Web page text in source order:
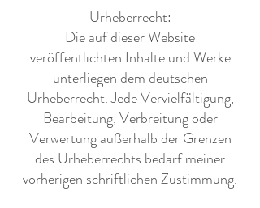
Urheberrecht:
Die auf dieser Website
veröffentlichten Inhalte und Werke
unterliegen dem deutschen
Urheberrecht. Jede Vervielfältigung,
Bearbeitung, Verbreitung oder
Verwertung außerhalb der Grenzen
des Urheberrechts bedarf meiner
vorherigen schriftlichen Zustimmung.